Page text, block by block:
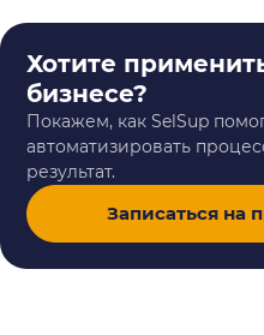
Хотите
бизнесе?
Покажем, как SelSup
автоматизировать
результат.
Записаться на